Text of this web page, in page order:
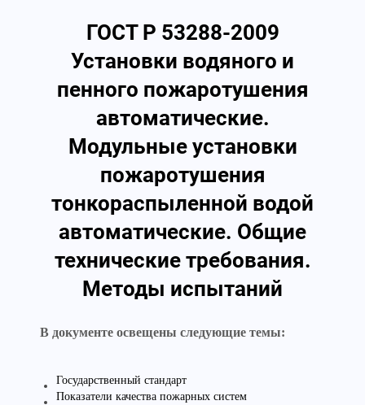
ГОСТ Р 53288-2009
Установки водяного и
пенного пожаротушения
автоматические.
Модульные установки
пожаротушения
тонкораспыленной водой
автоматические. Общие
технические требования.
Методы испытаний
В документе освещены следующие темы:
Государственный стандарт
Показатели качества пожарных систем